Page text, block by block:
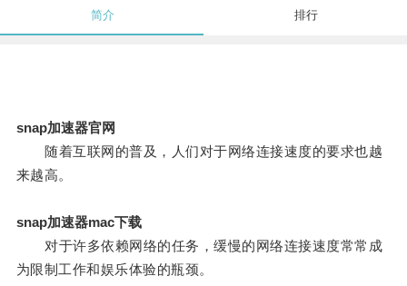
简介 排行
snap加速器官网
随着互联网的普及，人们对于网络连接速度的要求也越
来越高。
snap加速器mac下载
对于许多依赖网络的任务，缓慢的网络连接速度常常成
为限制工作和娱乐体验的瓶颈。